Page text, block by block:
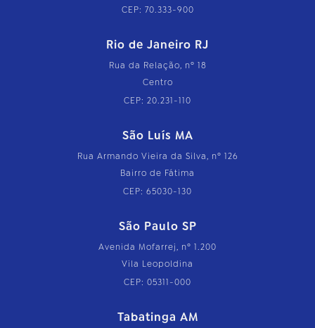
CEP: 70.333-900
Rio de Janeiro RJ
Rua da Relação, nº 18
Centro
CEP: 20.231-110
São Luís MA
Rua Armando Vieira da Silva, nº 126
Bairro de Fátima
CEP: 65030-130
São Paulo SP
Avenida Mofarrej, nº 1.200
Vila Leopoldina
CEP: 05311-000
Tabatinga AM